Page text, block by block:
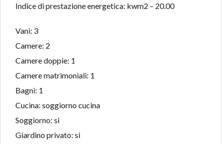
Indice di prestazione energetica: kwm2 – 20.00
Vani: 3
Camere: 2
Camere doppie: 1
Camere matrimoniali: 1
Bagni: 1
Cucina: soggiorno cucina
Soggiorno: si
Giardino privato: si